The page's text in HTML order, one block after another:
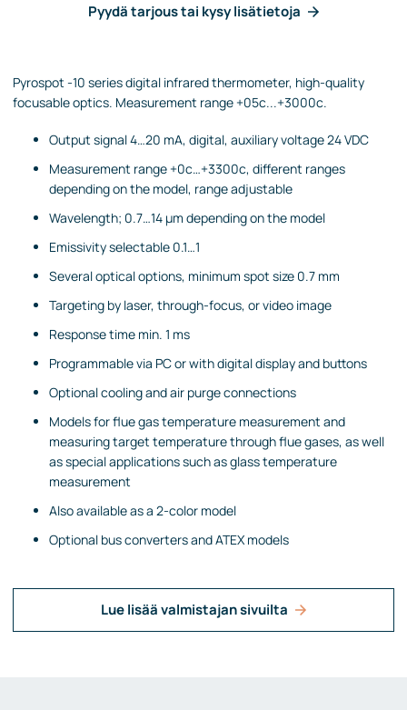
Pyydä tarjous tai kysy lisätietoja
Pyrospot -10 series digital infrared thermometer, high-quality
focusable optics. Measurement range +05c...+3000c.
Output signal 4…20 mA, digital, auxiliary voltage 24 VDC
Measurement range +0c…+3300c, different ranges
depending on the model, range adjustable
Wavelength; 0.7…14 µm depending on the model
Emissivity selectable 0.1…1
Several optical options, minimum spot size 0.7 mm
Targeting by laser, through-focus, or video image
Response time min. 1 ms
Programmable via PC or with digital display and buttons
Optional cooling and air purge connections
Models for flue gas temperature measurement and
measuring target temperature through flue gases, as well
as special applications such as glass temperature
measurement
Also available as a 2-color model
Optional bus converters and ATEX models
Lue lisää valmistajan sivuilta